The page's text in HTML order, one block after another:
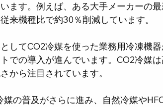
ます。例えば、ある大手メーカーの
来機種比で約30％削減しています。
してCO2冷媒を使った業務用冷凍機
での導入が進んでいます。CO2冷媒
から注目されています。
の普及がさらに進み、自然冷媒や